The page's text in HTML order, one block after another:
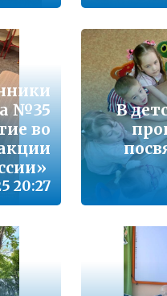
единый
резерва: Ваш
В ДЕТСКИЙ САД
сообщения
опасной
№35
во
20:27
В